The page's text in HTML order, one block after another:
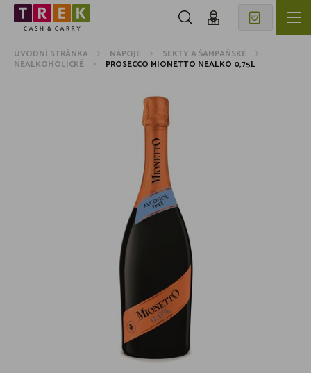
ÚVODNÍ STRÁNKA NÁPOJE SEKTY A ŠAMPAŇSKÉ
NEALKOHOLICKÉ PROSECCO MIONETTO NEALKO 0,75L